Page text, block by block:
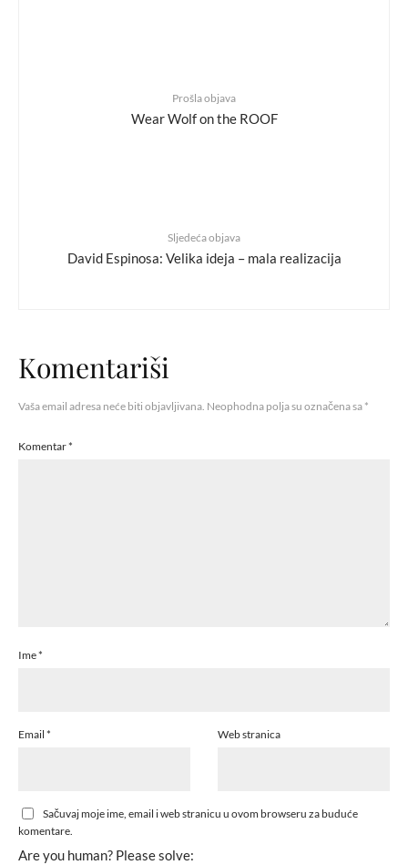
Prošla objava
Wear Wolf on the ROOF
Sljedeća objava
David Espinosa: Velika ideja – mala realizacija
Komentariši
Vaša email adresa neće biti objavljivana. Neophodna polja su označena sa *
Komentar*
Ime*
Email * Web stranica
Sačuvaj moje ime, email i web stranicu u ovom browseru za buduće
komentare.
Are you human? Please solve: